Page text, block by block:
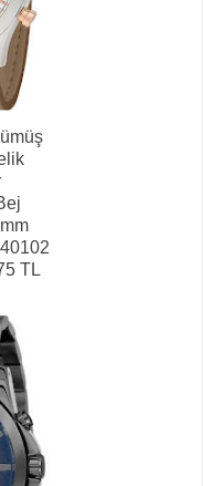
TL